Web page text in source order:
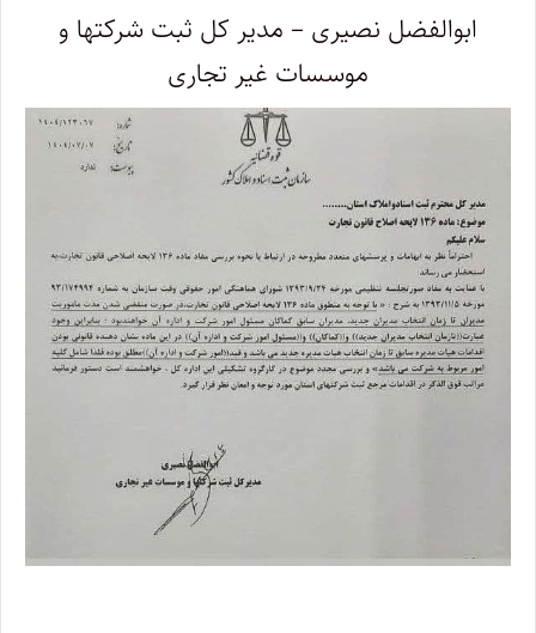
ابوالفضل نصیری – مدیر کل ثبت شرکتها و
موسسات غیر تجاری